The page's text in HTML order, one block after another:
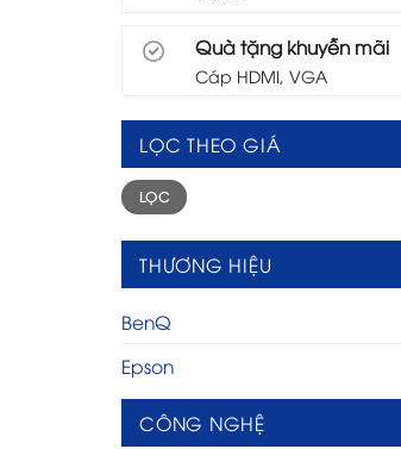
Quà tặng khuyễn mãi
Cáp HDMI, VGA
LỌC THEO GIÁ
Giá
tối
thiểu
Giá
tối
đa
LỌC
THƯƠNG HIỆU
BenQ
Epson
CÔNG NGHỆ